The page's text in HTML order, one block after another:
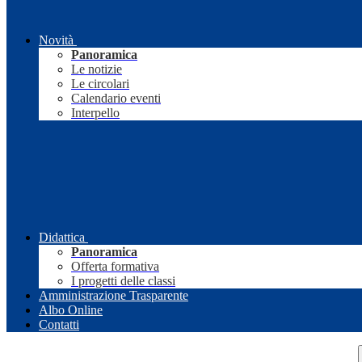
Novità
Panoramica
Le notizie
Le circolari
Calendario eventi
Interpello
Didattica
Panoramica
Offerta formativa
I progetti delle classi
Amministrazione Trasparente
Albo Online
Contatti